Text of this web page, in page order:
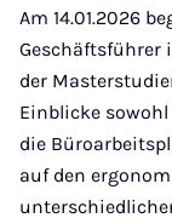
Am 14.01.2026
Geschäftsführer
der
Einblicke
die
auf den